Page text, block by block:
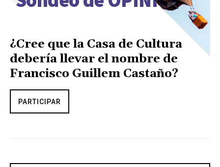
¿Cree que la Casa de Cultura
debería llevar el nombre de
Francisco Guillem Castaño?
PARTICIPAR